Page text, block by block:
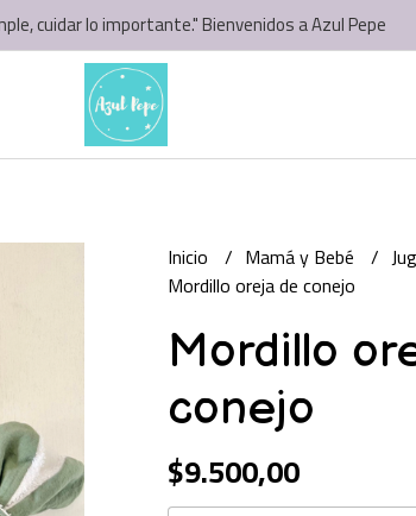
cuidar lo importante." Bienvenidos a Azul Pepe
Inicio Mamá y Bebé
Mordillo oreja de conejo
Mordillo
conejo
$9.500,00